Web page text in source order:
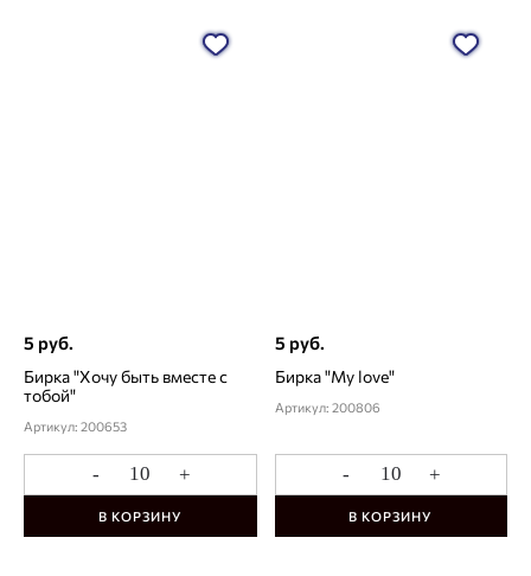
5 руб.
Бирка "Хочу быть вместе с
тобой"
Артикул: 200653
- +
В КОРЗИНУ
5 руб.
Бирка "My love"
Артикул: 200806
- +
В КОРЗИНУ